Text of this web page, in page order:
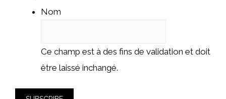
Nom
Ce champ est à des fins de validation et doit
être laissé inchangé.